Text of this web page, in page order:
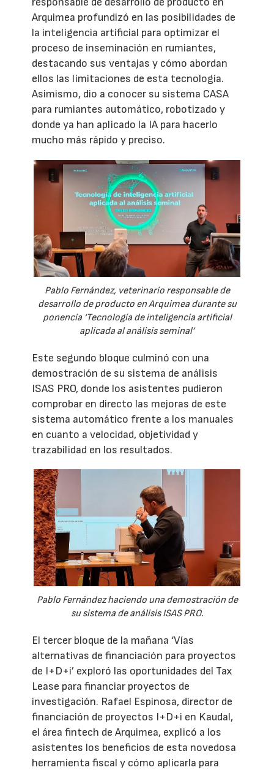
Arquimea profundizó en las posibilidades de
la inteligencia artificial para optimizar el
proceso de inseminación en rumiantes,
destacando sus ventajas y cómo abordan
ellos las limitaciones de esta tecnología.
Asimismo, dio a conocer su sistema CASA
para rumiantes automático, robotizado y
donde ya han aplicado la IA para hacerlo
mucho más rápido y preciso.
Pablo Fernández, veterinario responsable de
desarrollo de producto en Arquimea durante su
ponencia ‘Tecnología de inteligencia artificial
aplicada al análisis seminal’
Este segundo bloque culminó con una
demostración de su sistema de análisis
ISAS PRO, donde los asistentes pudieron
comprobar en directo las mejoras de este
sistema automático frente a los manuales
en cuanto a velocidad, objetividad y
trazabilidad en los resultados.
Pablo Fernández haciendo una demostración de
su sistema de análisis ISAS PRO.
El tercer bloque de la mañana ‘Vías
alternativas de financiación para proyectos
de I+D+i’ exploró las oportunidades del Tax
Lease para financiar proyectos de
investigación. Rafael Espinosa, director de
financiación de proyectos I+D+i en Kaudal,
el área fintech de Arquimea, explicó a los
asistentes los beneficios de esta novedosa
herramienta fiscal y cómo aplicarla para